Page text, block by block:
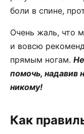
боли в спине,
Очень жаль, что
и вовсю
прямым ногам.
помочь, надавив
никому!
Как